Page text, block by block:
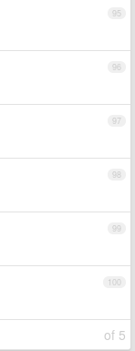
95
96
97
98
99
100
of 5